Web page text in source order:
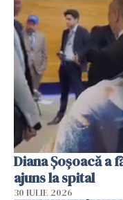
Diana Șoșoacă a
ajuns la spital
30 IULIE 2026